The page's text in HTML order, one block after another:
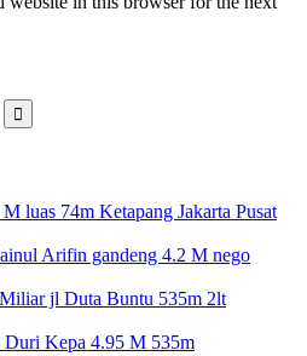
luas 74m Ketapang Jakarta Pusat
Arifin gandeng 4.2 M nego
jl Duta Buntu 535m 2lt
Duri Kepa 4.95 M 535m